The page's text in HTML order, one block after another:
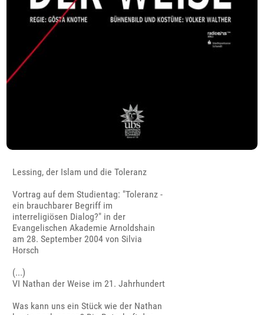
Lessing, der Islam und die Toleranz
Vortrag auf dem Studientag: "Toleranz -
ein brauchbarer Begriff im
interreligiösen Dialog?" in der
Evangelischen Akademie Arnoldshain
am 28. September 2004 von Silvia
Horsch
(...)
VI Nathan der Weise im 21. Jahrhundert
Was kann uns ein Stück wie der Nathan